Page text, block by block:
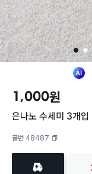
1 2
1,000원
은나노 수세미 3개입
품번 48487